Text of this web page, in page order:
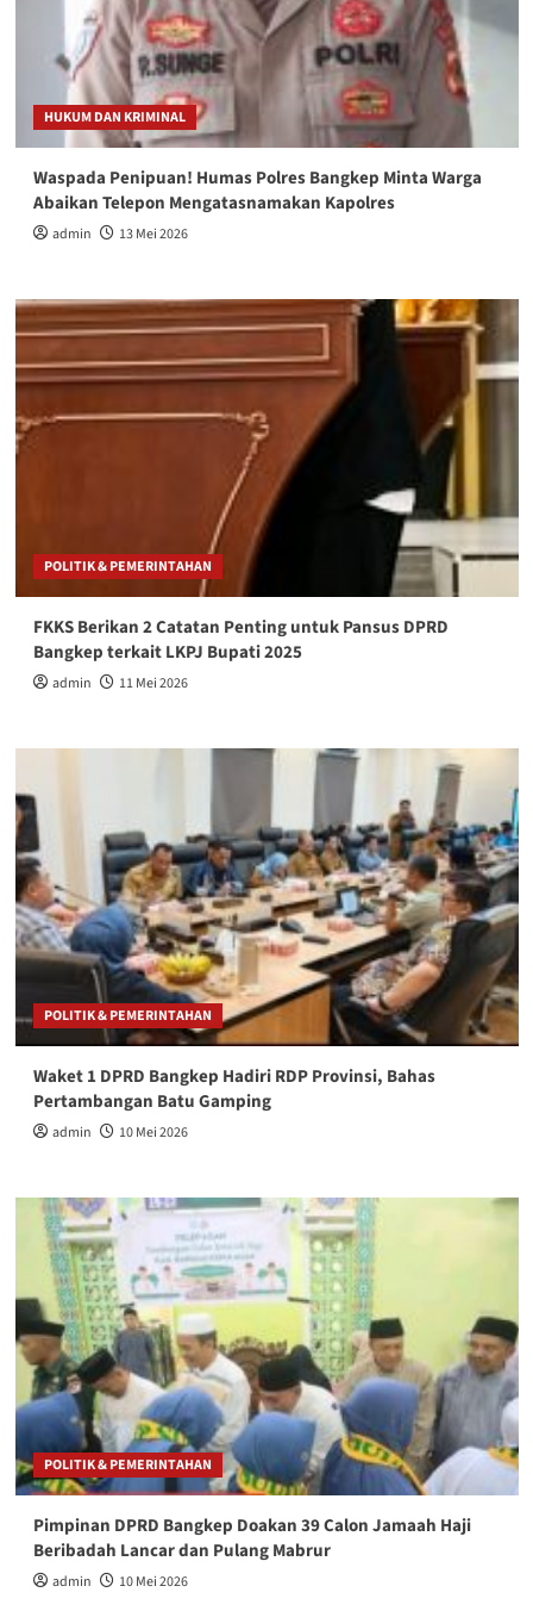
HUKUM DAN KRIMINAL
Waspada Penipuan! Humas Polres Bangkep Minta Warga
Abaikan Telepon Mengatasnamakan Kapolres
admin 13 Mei 2026
POLITIK & PEMERINTAHAN
FKKS Berikan 2 Catatan Penting untuk Pansus DPRD
Bangkep terkait LKPJ Bupati 2025
admin 11 Mei 2026
POLITIK & PEMERINTAHAN
Waket 1 DPRD Bangkep Hadiri RDP Provinsi, Bahas
Pertambangan Batu Gamping
admin 10 Mei 2026
POLITIK & PEMERINTAHAN
Pimpinan DPRD Bangkep Doakan 39 Calon Jamaah Haji
Beribadah Lancar dan Pulang Mabrur
admin 10 Mei 2026